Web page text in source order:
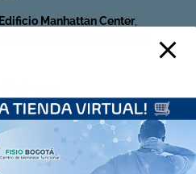
Edificio Manhattan Center,